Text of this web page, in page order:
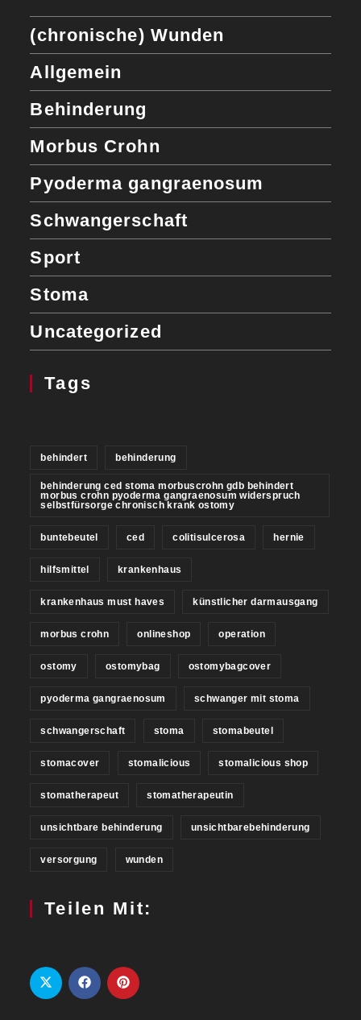
(chronische) Wunden
Allgemein
Behinderung
Morbus Crohn
Pyoderma gangraenosum
Schwangerschaft
Sport
Stoma
Uncategorized
Tags
behindert behinderung
behinderung ced stoma morbuscrohn gdb behindert
morbus crohn pyoderma gangraenosum widerspruch
selbstfürsorge chronisch krank ostomy
buntebeutel ced colitisulcerosa hernie
hilfsmittel krankenhaus
krankenhaus must haves künstlicher darmausgang
morbus crohn onlineshop operation
ostomy ostomybag ostomybagcover
pyoderma gangraenosum schwanger mit stoma
schwangerschaft stoma stomabeutel
stomacover stomalicious stomalicious shop
stomatherapeut stomatherapeutin
unsichtbare behinderung unsichtbarebehinderung
versorgung wunden
Teilen Mit: